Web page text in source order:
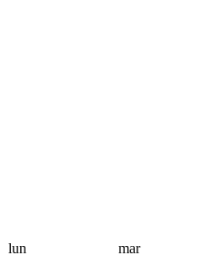
lun
mar